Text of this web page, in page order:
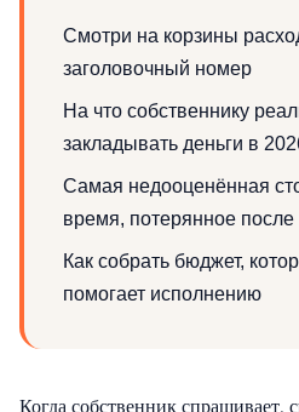
Смотри на корзины
заголовочный номер
На что собственнику
закладывать деньги в
Самая недооценённая
время, потерянное после
Как собрать бюджет,
помогает исполнению
Когда собственник спрашивает,